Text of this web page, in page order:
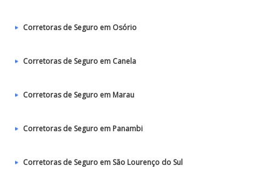
Corretoras de Seguro em Osório
Corretoras de Seguro em Canela
Corretoras de Seguro em Marau
Corretoras de Seguro em Panambi
Corretoras de Seguro em São Lourenço do Sul